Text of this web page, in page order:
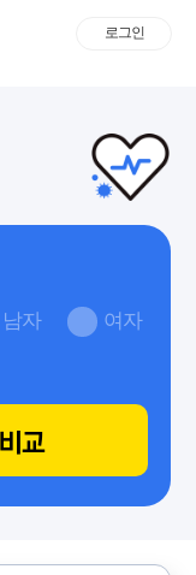
로그인
남자 여자
교